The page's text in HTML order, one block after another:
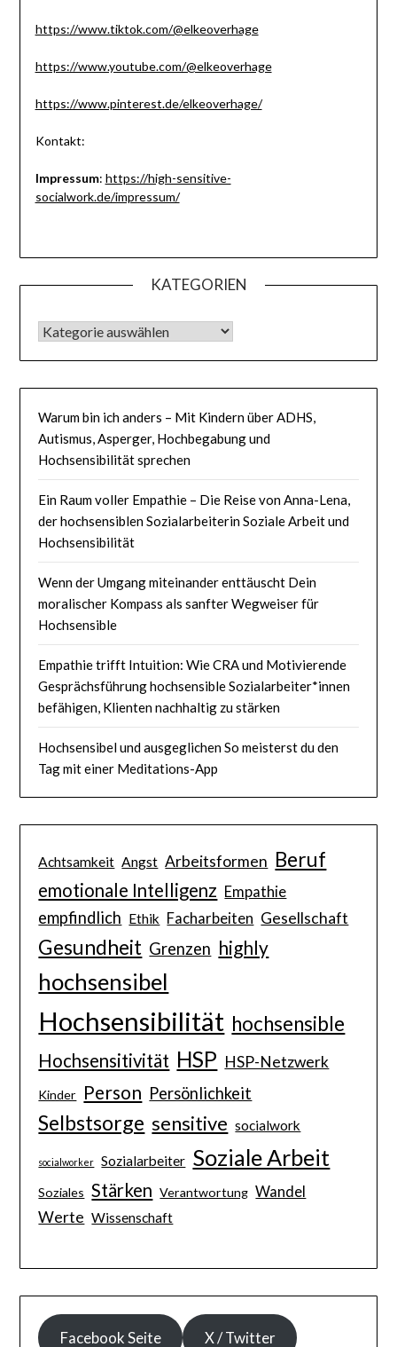
https://www.tiktok.com/@elkeoverhage
https://www.youtube.com/@elkeoverhage
https://www.pinterest.de/elkeoverhage/
Kontakt:
Impressum: https://high-sensitive-
socialwork.de/impressum/
KATEGORIEN
KATEGORIEN
Warum bin ich anders – Mit Kindern über ADHS,
Autismus, Asperger, Hochbegabung und
Hochsensibilität sprechen
Ein Raum voller Empathie – Die Reise von Anna-Lena,
der hochsensiblen Sozialarbeiterin Soziale Arbeit und
Hochsensibilität
Wenn der Umgang miteinander enttäuscht Dein
moralischer Kompass als sanfter Wegweiser für
Hochsensible
Empathie trifft Intuition: Wie CRA und Motivierende
Gesprächsführung hochsensible Sozialarbeiter*innen
befähigen, Klienten nachhaltig zu stärken
Hochsensibel und ausgeglichen So meisterst du den
Tag mit einer Meditations-App
Achtsamkeit Angst Arbeitsformen Beruf
emotionale Intelligenz Empathie
empfindlich Ethik Facharbeiten Gesellschaft
Gesundheit Grenzen highly
hochsensibel
Hochsensibilität hochsensible
Hochsensitivität HSP HSP-Netzwerk
Kinder Person Persönlichkeit
Selbstsorge sensitive socialwork
socialworker Sozialarbeiter Soziale Arbeit
Soziales Stärken Verantwortung Wandel
Werte Wissenschaft
Facebook Seite X / Twitter